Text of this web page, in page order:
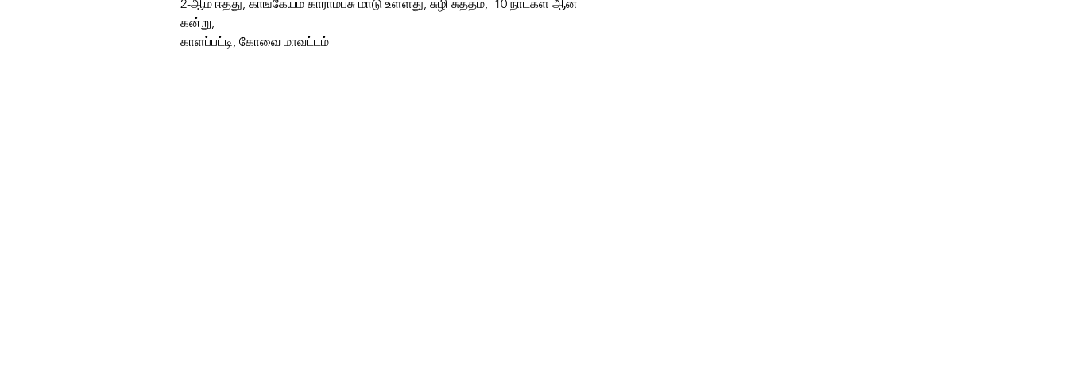
2-ஆம் ஈத்து, காங்கேயம் காராம்பசு மாடு உள்ளது, சுழி சுத்தம், 10 நாட்கள் ஆன
கன்று,
காளப்பட்டி, கோவை மாவட்டம்